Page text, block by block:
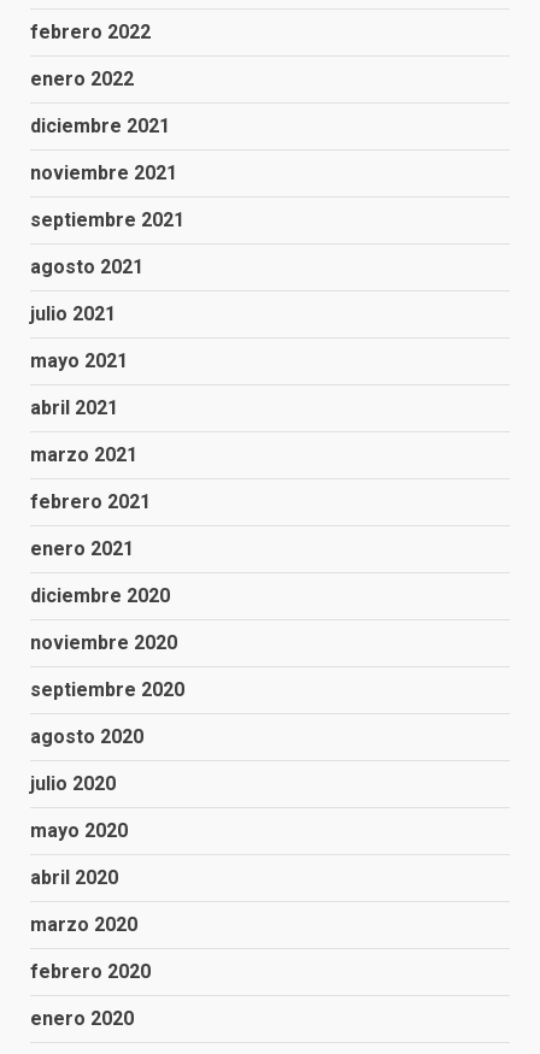
febrero 2022
enero 2022
diciembre 2021
noviembre 2021
septiembre 2021
agosto 2021
julio 2021
mayo 2021
abril 2021
marzo 2021
febrero 2021
enero 2021
diciembre 2020
noviembre 2020
septiembre 2020
agosto 2020
julio 2020
mayo 2020
abril 2020
marzo 2020
febrero 2020
enero 2020